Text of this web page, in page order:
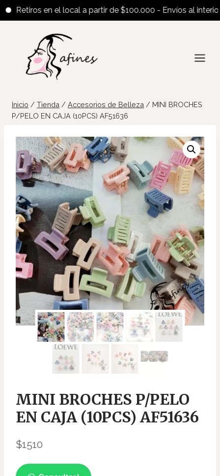
en el local a partir de $100.000 - Envíos al interior a
contenido
Inicio / Tienda / Accesorios de Belleza / MINI BROCHES
P/PELO EN CAJA (10PCS) AF51636
MINI BROCHES P/PELO
EN CAJA (10PCS) AF51636
$1510